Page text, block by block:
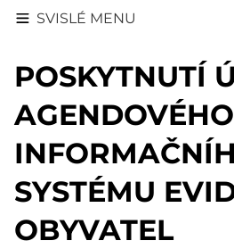
SVISLÉ MENU
POSKYTNUTÍ
AGENDOVÉHO
SYSTÉMU
OBYVATEL